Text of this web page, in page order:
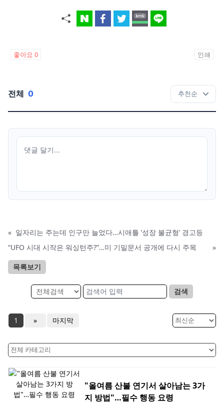
좋아요 0 인쇄
전체 0
« 일자리는 주는데 인구만 늘었다…시애틀 ‘성장 불균형’ 경고등
“UFO 시대 시작은 워싱턴주?”…미 기밀문서 공개에 다시 주목
»
목록보기
검색
1 » 마지막
"올여름 산불 연기서 살아남는 3가
지 방법"…필수 행동 요령